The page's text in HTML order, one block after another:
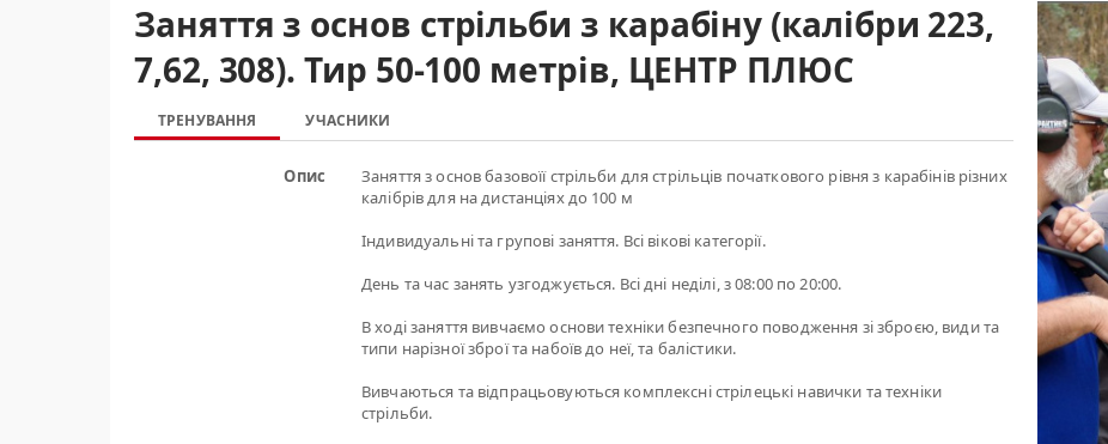
Заняття з основ стрільби з карабіну (калібри 223,
7,62, 308). Тир 50-100 метрів, ЦЕНТР ПЛЮС
ТРЕНУВАННЯ УЧАСНИКИ
Опис
Заняття з основ базовоїї стрільби для стрільців початкового рівня з карабінів різних
калібрів для на дистанціях до 100 м
Індивидуальні та групові заняття. Всі вікові категорії.
День та час занять узгоджується. Всі дні неділі, з 08:00 по 20:00.
В ході заняття вивчаємо основи техніки безпечного поводження зі зброєю, види та
типи нарізної зброї та набоїв до неї, та балістики.
Вивчаються та відпрацьовуються комплексні стрілецькі навички та техніки
стрільби.